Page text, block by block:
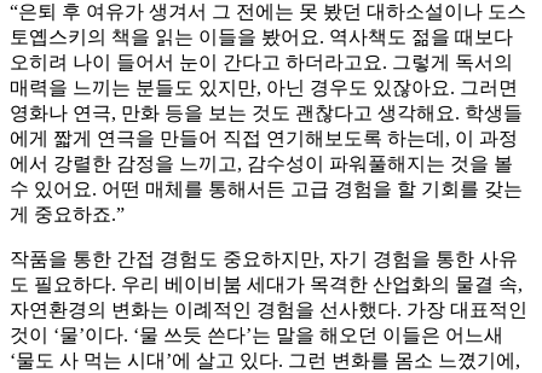
“은퇴 후 여유가 생겨서 그 전에는 못 봤던 대하소설이나 도스
토옙스키의 책을 읽는 이들을 봤어요. 역사책도 젊을 때보다
오히려 나이 들어서 눈이 간다고 하더라고요. 그렇게 독서의
매력을 느끼는 분들도 있지만, 아닌 경우도 있잖아요. 그러면
영화나 연극, 만화 등을 보는 것도 괜찮다고 생각해요. 학생들
에게 짧게 연극을 만들어 직접 연기해보도록 하는데, 이 과정
에서 강렬한 감정을 느끼고, 감수성이 파워풀해지는 것을 볼
수 있어요. 어떤 매체를 통해서든 고급 경험을 할 기회를 갖는
게 중요하죠.”
작품을 통한 간접 경험도 중요하지만, 자기 경험을 통한 사유
도 필요하다. 우리 베이비붐 세대가 목격한 산업화의 물결 속,
자연환경의 변화는 이례적인 경험을 선사했다. 가장 대표적인
것이 ‘물’이다. ‘물 쓰듯 쓴다’는 말을 해오던 이들은 어느새
‘물도 사 먹는 시대’에 살고 있다. 그런 변화를 몸소 느꼈기에,